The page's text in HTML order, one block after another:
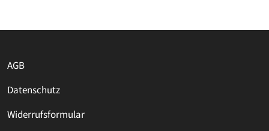
AGB
Datenschutz
Widerrufsformular